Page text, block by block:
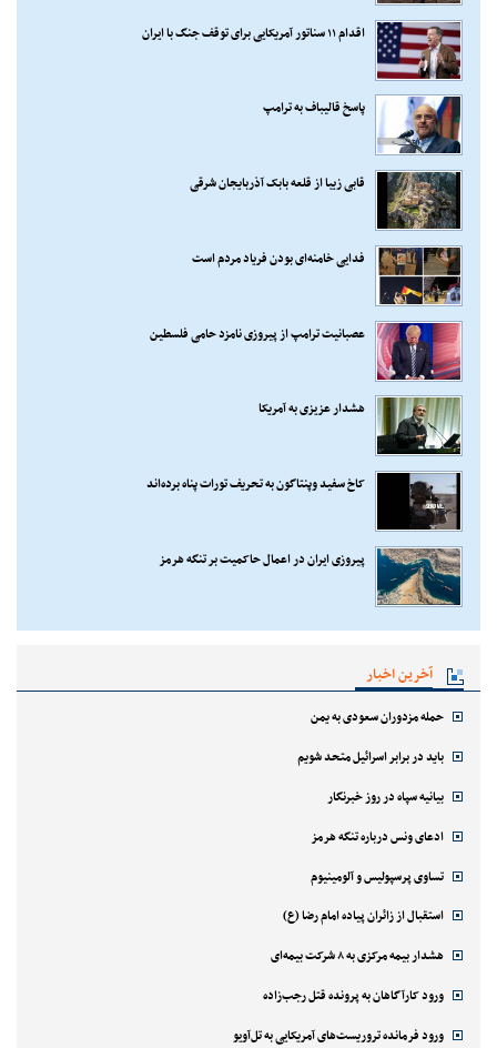
اقدام ۱۱ سناتور آمریکایی برای توقف جنگ با ایران
پاسخ قالیباف به ترامپ
قابی زیبا از قلعه بابک آذربایجان شرقی
فدایی خامنه‌ای بودن فریاد مردم است
عصبانیت ترامپ از پیروزی نامزد حامی فلسطین
هشدار عزیزی به آمریکا
کاخ سفید وپنتاگون به تحریف تورات پناه برده‌اند
پیروزی ایران در اعمال حاکمیت بر تنگه هرمز
آخرین اخبار
حمله مزدوران سعودی به یمن
باید در برابر اسرائیل متحد شویم
بیانیه سپاه در روز خبرنگار
ادعای ونس درباره تنگه هرمز
تساوی پرسپولیس و آلومینیوم
استقبال از زائران پیاده امام رضا (ع)
هشدار بیمه مرکزی به ۸ شرکت بیمه‌ای
ورود کارآگاهان به پرونده قتل رجب‌زاده
ورود فرمانده تروریست‌های آمریکایی به تل‌آویو